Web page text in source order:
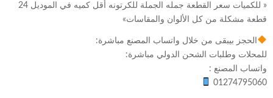
« للكميات سعر القطعة جمله الجملة للكرتونه أقل كميه في الموديل 24
قطعة مشكلة من كل الألوان والمقاسات»
الحجز بيبقى من خلال واتساب المصنع مباشرة:
للمحلات وطلبات الشحن الدولي مباشرة:
واتساب المصنع :
01274795060